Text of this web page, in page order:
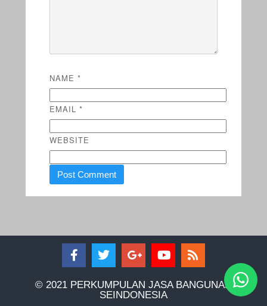
NAME *
EMAIL *
WEBSITE
© 2021 PERKUMPULAN JASA BANGUNAN
SEINDONESIA